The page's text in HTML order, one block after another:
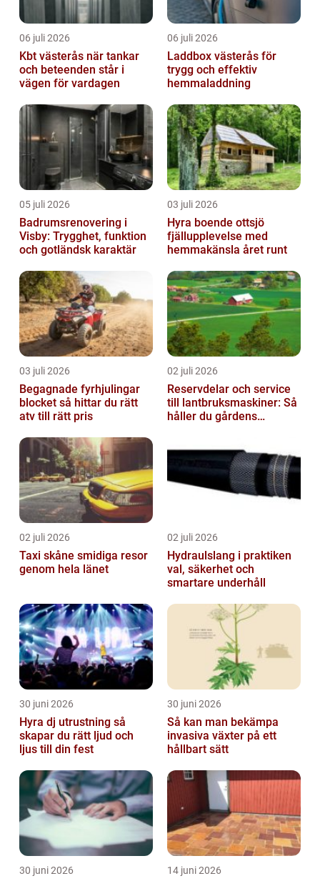
06 juli 2026
Kbt västerås när tankar
och beteenden står i
vägen för vardagen
06 juli 2026
Laddbox västerås för
trygg och effektiv
hemmaladdning
05 juli 2026
Badrumsrenovering i
Visby: Trygghet, funktion
och gotländsk karaktär
03 juli 2026
Hyra boende ottsjö
fjällupplevelse med
hemmakänsla året runt
03 juli 2026
Begagnade fyrhjulingar
blocket så hittar du rätt
atv till rätt pris
02 juli 2026
Reservdelar och service
till lantbruksmaskiner: Så
håller du gårdens
02 juli 2026
Taxi skåne smidiga resor
genom hela länet
02 juli 2026
Hydraulslang i praktiken
val, säkerhet och
smartare underhåll
30 juni 2026
Hyra dj utrustning så
skapar du rätt ljud och
ljus till din fest
30 juni 2026
Så kan man bekämpa
invasiva växter på ett
hållbart sätt
30 juni 2026 14 juni 2026